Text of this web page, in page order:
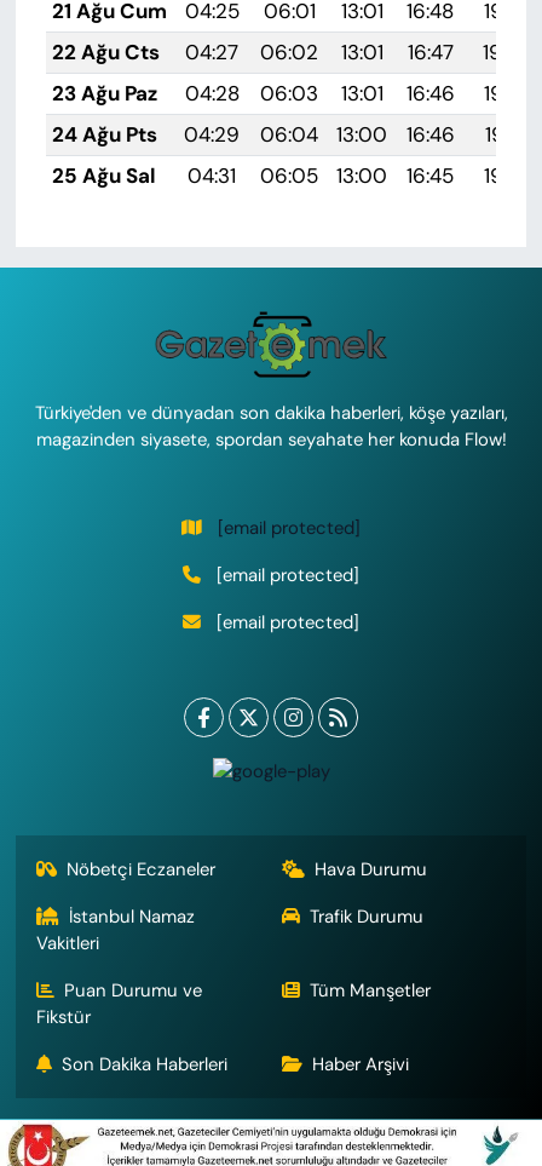
21 Ağu Cum
04:25 06:01 13:01 16:48
19:52
22 Ağu Cts
04:27 06:02 13:01 16:47
19:50
23 Ağu Paz
04:28 06:03 13:01 16:46
19:49
24 Ağu Pts
04:29 06:04 13:00 16:46
19:47
25 Ağu Sal
04:31 06:05 13:00 16:45 19:46
Türkiye'den ve dünyadan son dakika haberleri, köşe yazıları,
magazinden siyasete, spordan seyahate her konuda Flow!
[email protected]
[email protected]
[email protected]
Nöbetçi Eczaneler
Hava Durumu
İstanbul Namaz
Vakitleri
Trafik Durumu
Puan Durumu ve
Fikstür
Tüm Manşetler
Son Dakika Haberleri Haber Arşivi